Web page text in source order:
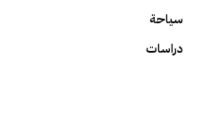
سياحة
دراسات